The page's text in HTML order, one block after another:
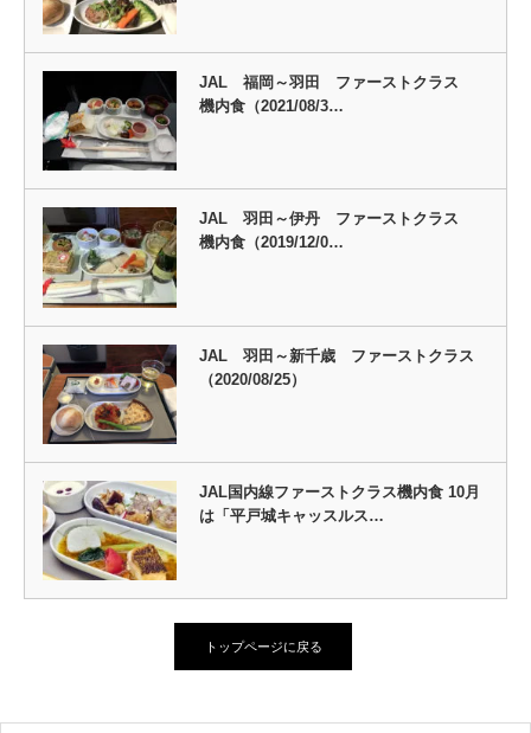
JAL 福岡～羽田 ファーストクラス
機内食（2021/08/3…
JAL 羽田～伊丹 ファーストクラス
機内食（2019/12/0…
JAL 羽田～新千歳 ファーストクラス
（2020/08/25）
JAL国内線ファーストクラス機内食 10月
は「平戸城キャッスルス…
トップページに戻る